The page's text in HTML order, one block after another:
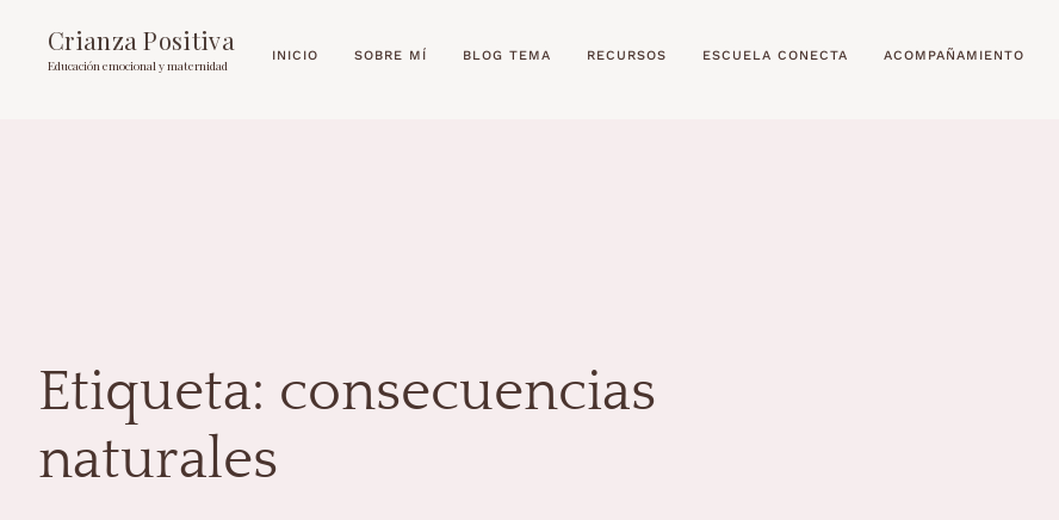
Crianza Positiva
Educación emocional y maternidad
INICIO SOBRE MÍ BLOG TEMA RECURSOS ESCUELA CONECTA ACOMPAÑAMIENTO
Etiqueta: consecuencias
naturales